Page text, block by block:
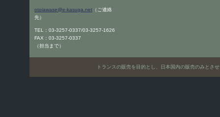
otoiawase@e-kasuga.net （ご連絡
先）
TEL：03-3257-0337/03-3257-1626
FAX：03-3257-0337
（担当まで）
トランスの販売を目的とし、日本国内の販売のみと